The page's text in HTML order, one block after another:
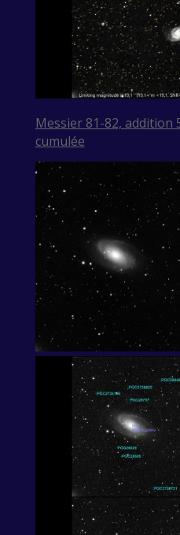
Messier 81-82, addition
cumulée